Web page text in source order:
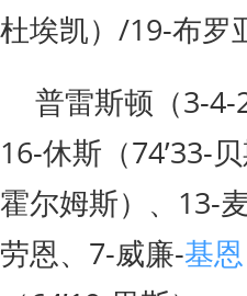
杜埃凯）/19-布罗
普雷斯顿（3-
16-休斯（74’33-
霍尔姆斯）、13-
劳恩、7-威廉-基恩